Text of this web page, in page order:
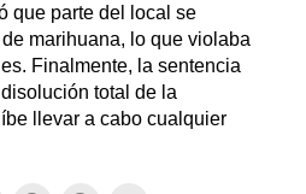
que parte del local se
marihuana, lo que violaba
Finalmente, la sentencia
total de la
llevar a cabo cualquier